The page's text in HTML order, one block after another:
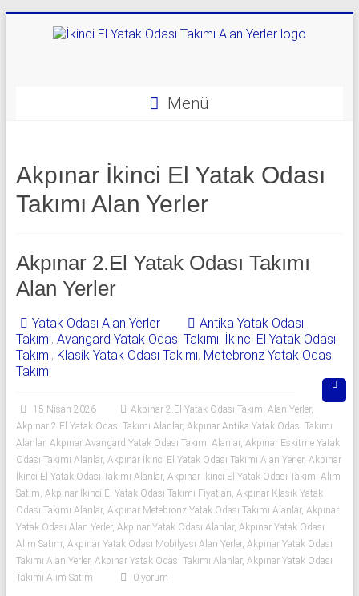
Yerler
|
0
542
06
06
|
Yıldız
Spot
Yatak
odası
alan
yerler
olarak
2.el
Menü
Akpınar İkinci El Yatak Odası
Takımı Alan Yerler
Akpınar 2.El Yatak Odası Takımı
Alan Yerler
Yatak Odası Alan Yerler
Antika Yatak Odası
Takımı, Avangard Yatak Odası Takımı, İkinci El Yatak Odası
Takımı, Klasik Yatak Odası Takımı, Metebronz Yatak Odası
Takımı
15 Nisan 2026 Akpınar 2.El Yatak Odası Takımı Alan Yerler,
Akpınar 2.El Yatak Odası Takımı Alanlar, Akpınar Antika Yatak Odası Takımı
Alanlar, Akpınar Avangard Yatak Odası Takımı Alanlar, Akpınar Eskitme Yatak
Odası Takımı Alanlar, Akpınar İkinci El Yatak Odası Takımı Alan Yerler, Akpınar
İkinci El Yatak Odası Takımı Alanlar, Akpınar İkinci El Yatak Odası Takımı Alım
Satım, Akpınar İkinci El Yatak Odası Takımı Fiyatları, Akpınar Klasik Yatak
Odası Takımı Alanlar, Akpınar Metebronz Yatak Odası Takımı Alanlar, Akpınar
Yatak Odası Alan Yerler, Akpınar Yatak Odası Alanlar, Akpınar Yatak Odası
Alım Satım, Akpınar Yatak Odası Mobilyası Alan Yerler, Akpınar Yatak Odası
Takımı Alan Yerler, Akpınar Yatak Odası Takımı Alanlar, Akpınar Yatak Odası
Takımı Alım Satım
0 yorum